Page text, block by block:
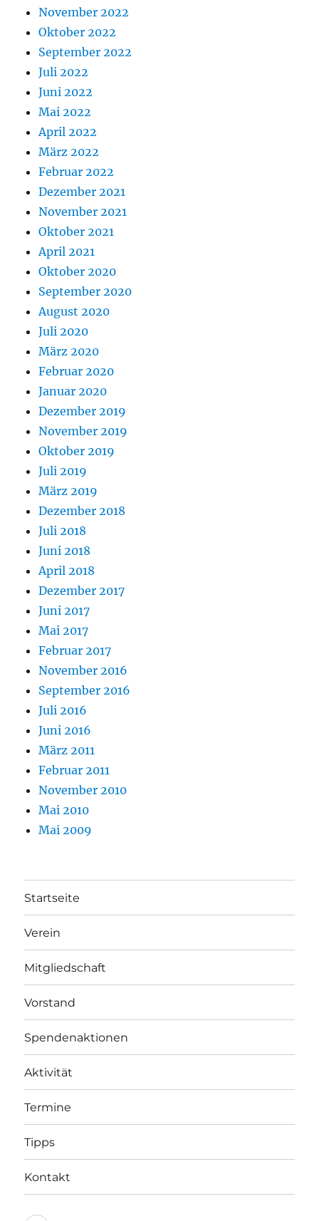
November 2022
Oktober 2022
September 2022
Juli 2022
Juni 2022
Mai 2022
April 2022
März 2022
Februar 2022
Dezember 2021
November 2021
Oktober 2021
April 2021
Oktober 2020
September 2020
August 2020
Juli 2020
März 2020
Februar 2020
Januar 2020
Dezember 2019
November 2019
Oktober 2019
Juli 2019
März 2019
Dezember 2018
Juli 2018
Juni 2018
April 2018
Dezember 2017
Juni 2017
Mai 2017
Februar 2017
November 2016
September 2016
Juli 2016
Juni 2016
März 2011
Februar 2011
November 2010
Mai 2010
Mai 2009
Startseite
Verein
Mitgliedschaft
Vorstand
Spendenaktionen
Aktivität
Termine
Tipps
Kontakt